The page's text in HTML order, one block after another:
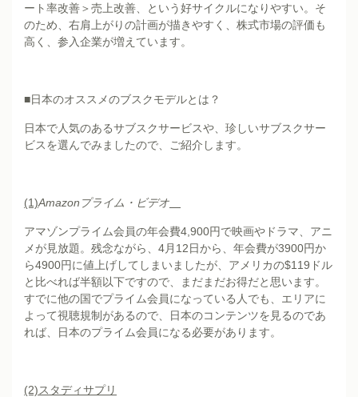
ート率改善＞売上改善、という好サイクルになりやすい。そ
のため、右肩上がりの計画が描きやすく、株式市場の評価も
高く、参入企業が増えています。
■日本のオススメのブスクモデルとは？
日本で人気のあるサブスクサービスや、珍しいサブスクサー
ビスを選んでみましたので、ご紹介します。
(1)Amazonプライム・ビデオ
アマゾンプライム会員の年会費4,900円で映画やドラマ、アニ
メが見放題。残念ながら、4月12日から、年会費が3900円か
ら4900円に値上げしてしまいましたが、アメリカの$119ドル
と比べれば半額以下ですので、まだまだお得だと思います。
すでに他の国でプライム会員になっている人でも、エリアに
よって視聴規制があるので、日本のコンテンツを見るのであ
れば、日本のプライム会員になる必要があります。
(2)スタディサプリ